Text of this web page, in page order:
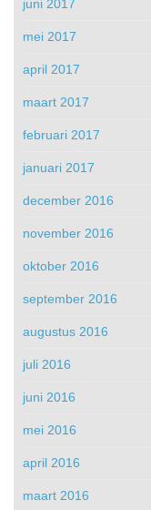
juni 2017
mei 2017
april 2017
maart 2017
februari 2017
januari 2017
december 2016
november 2016
oktober 2016
september 2016
augustus 2016
juli 2016
juni 2016
mei 2016
april 2016
maart 2016